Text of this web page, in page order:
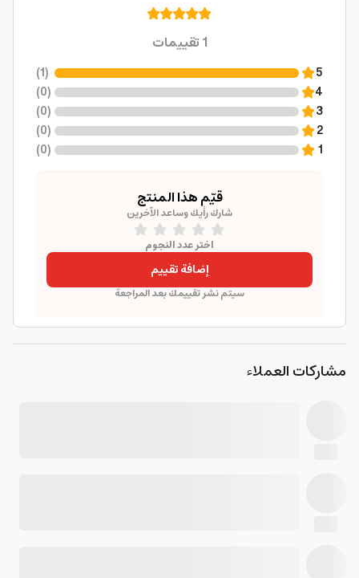
1تقييمات
5
(
1
)
4
(
0
)
3
(
0
)
2
(
0
)
1
(
0
)
قيّم هذا المنتج
شارك رأيك وساعد الآخرين
اختر عدد النجوم
إضافة تقييم
سيتم نشر تقييمك بعد المراجعة
مشاركات العملاء